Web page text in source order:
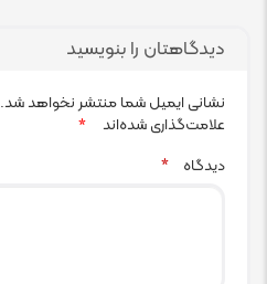
دیدگاهتان را بنویسید
نشانی ایمیل شما منتشر نخواهد شد.
علامت‌گذاری شده‌اند
*
دیدگاه
*